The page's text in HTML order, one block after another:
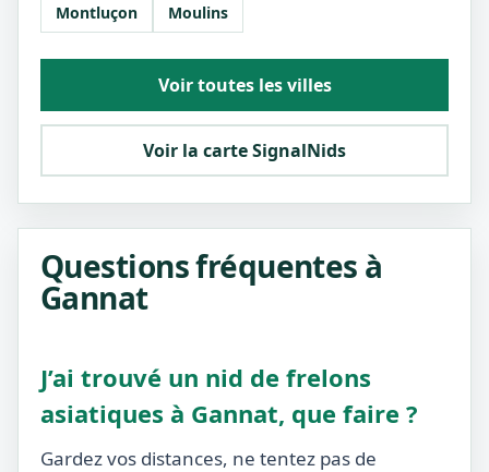
Montluçon
Moulins
Voir toutes les villes
Voir la carte SignalNids
Questions fréquentes à
Gannat
J’ai trouvé un nid de frelons
asiatiques à Gannat, que faire ?
Gardez vos distances, ne tentez pas de